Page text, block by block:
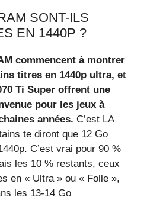
SONT-ILS
EN 1440P ?
commencent à montrer
titres en 1440p ultra, et
Ti Super offrent une
pour les jeux à
années. C’est LA
te diront que 12 Go
C’est vrai pour 90 %
les 10 % restants, ceux
en « Ultra » ou « Folle »,
les 13-14 Go